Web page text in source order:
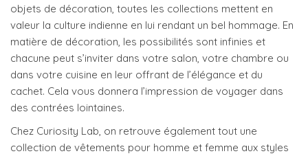
objets de décoration, toutes les collections mettent en
valeur la culture indienne en lui rendant un bel hommage. En
matière de décoration, les possibilités sont infinies et
chacune peut s’inviter dans votre salon, votre chambre ou
dans votre cuisine en leur offrant de l’élégance et du
cachet. Cela vous donnera l’impression de voyager dans
des contrées lointaines.
Chez Curiosity Lab, on retrouve également tout une
collection de vêtements pour homme et femme aux styles